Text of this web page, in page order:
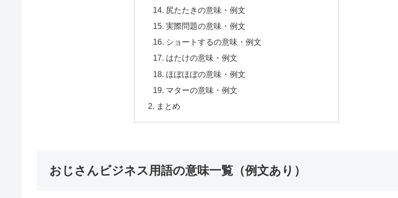
尻たたきの意味・例文
実際問題の意味・例文
ショートするの意味・例文
はたけの意味・例文
ほぼほぼの意味・例文
マターの意味・例文
まとめ
おじさんビジネス用語の意味一覧（例文あり）